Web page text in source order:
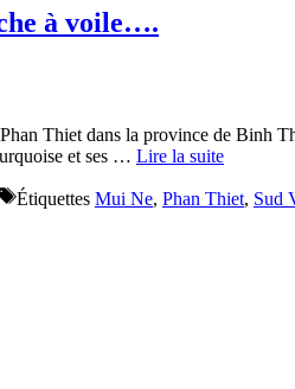
à voile….
Thiet dans la province de Binh
et ses … Lire la suite
Étiquettes Mui Ne, Phan Thiet, Sud